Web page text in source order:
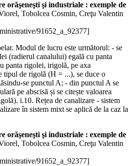
orăşeneşti şi industriale : exemple de
Tobolcea Cosmin, Creţu Valentin
91652_a_92377]
Modul de lucru este următorul: - se
(radierul canalului) egală cu panta
panta rigolei, irigolă, pe axa
tipul de rigolă (H = ...), se duce o
se punctul A; - din punctul A se
pe abscisă și se citește valoarea
i.10. Rețea de canalizare - sistem
în sistem mixt se aplică de la caz la
orăşeneşti şi industriale : exemple de
Tobolcea Cosmin, Creţu Valentin
91652_a_92377]